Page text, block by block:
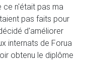
ce n'était pas ma
pas faits pour
d'améliorer
internats de Forua
obtenu le diplôme